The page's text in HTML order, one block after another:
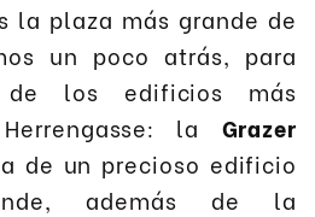
la plaza más grande de
un poco atrás, para
los edificios más
la Grazer
de un precioso edificio
además de la